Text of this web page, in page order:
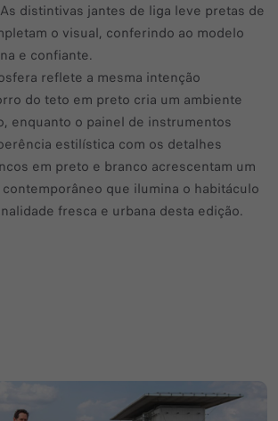
distintivas jantes de liga leve pretas de
o visual, conferindo ao modelo
e confiante.
reflete a mesma intenção
do teto em preto cria um ambiente
enquanto o painel de instrumentos
estilística com os detalhes
em preto e branco acrescentam um
que ilumina o habitáculo
fresca e urbana desta edição.